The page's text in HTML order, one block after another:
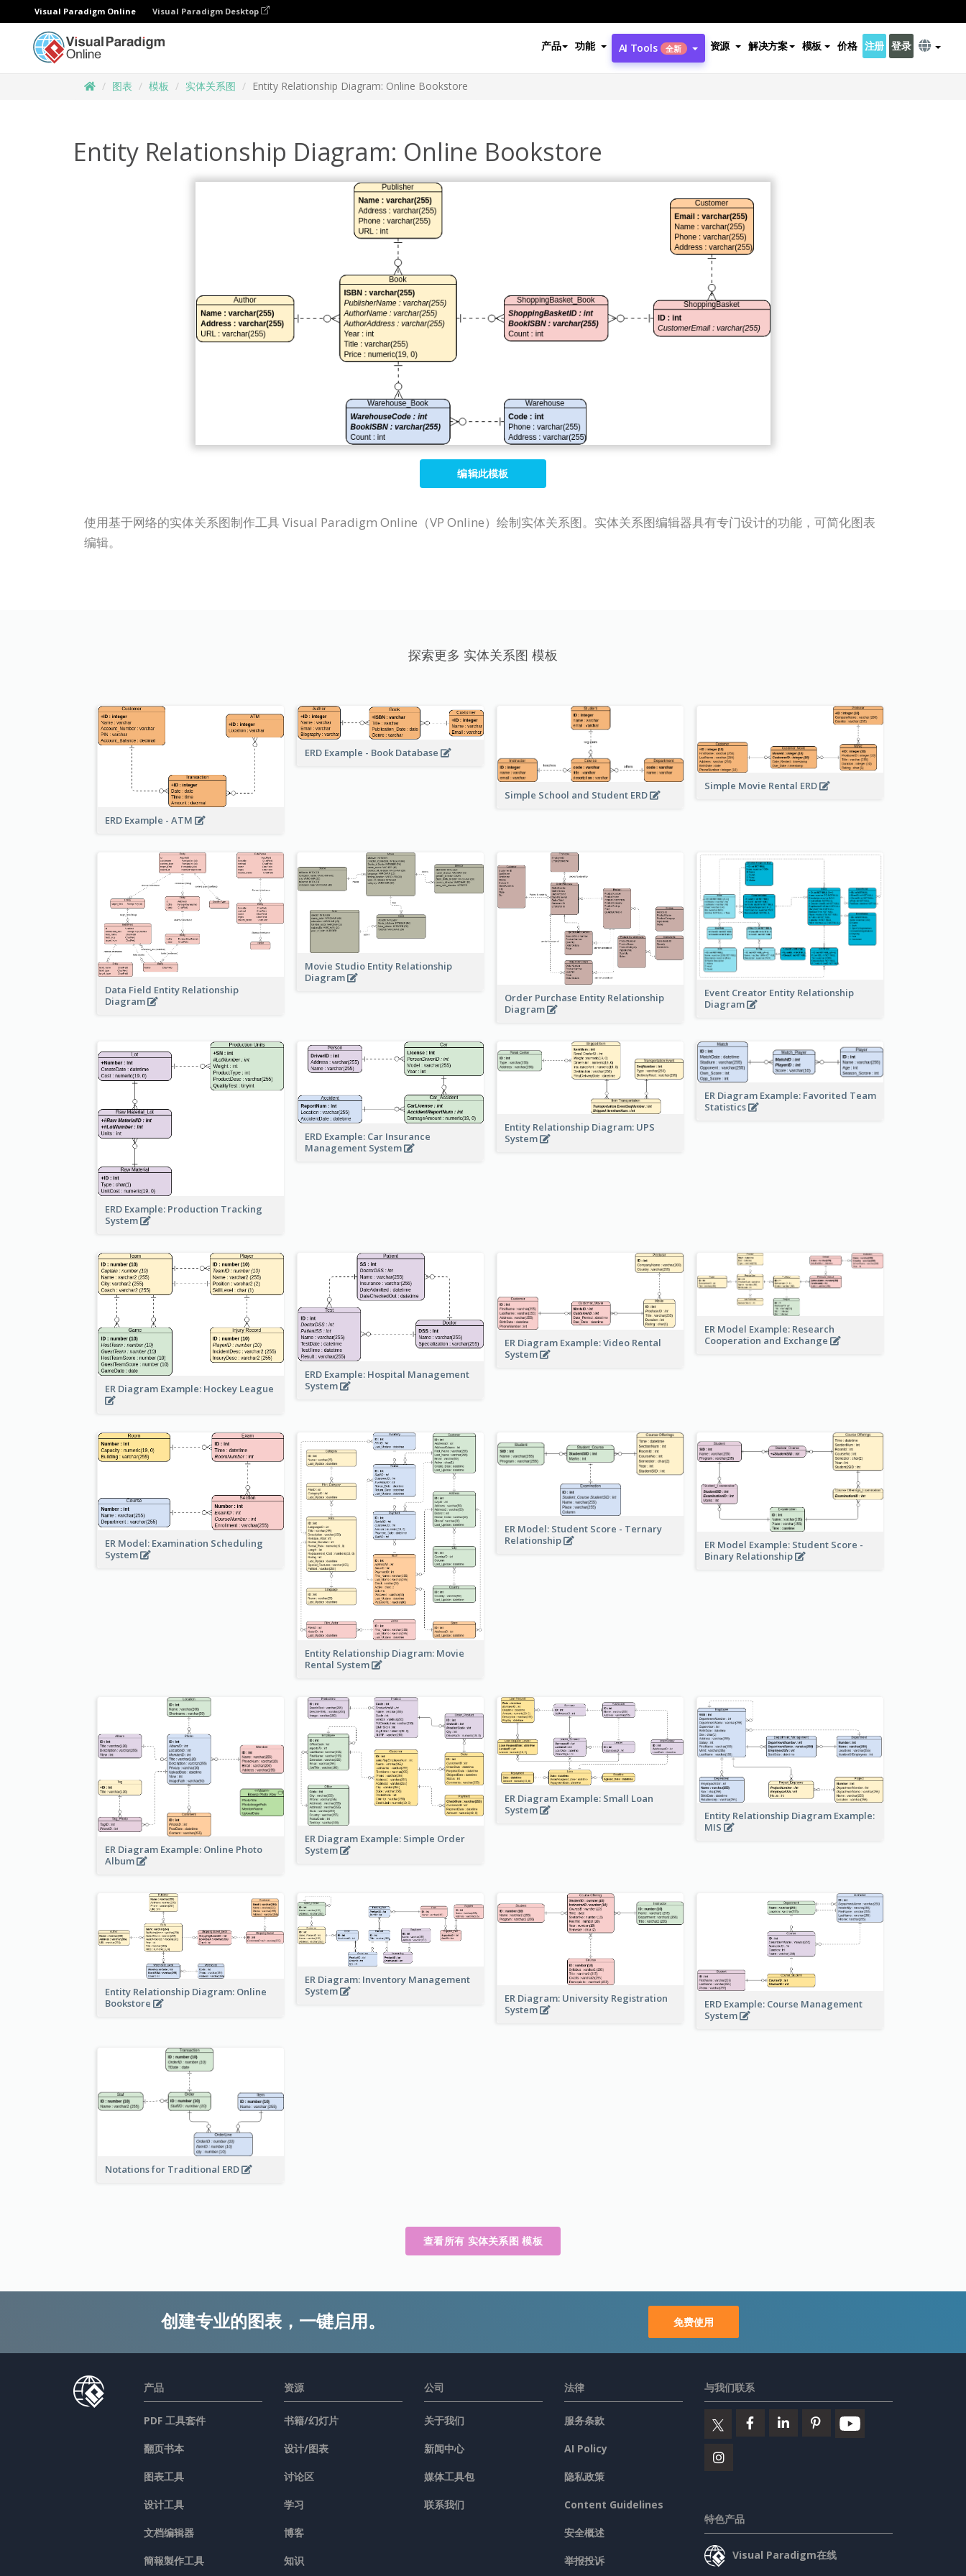
Visual Paradigm Online Visual Paradigm Desktop
产品 功能 AI Tools 全新 资源 解决方案 模板 价格 注册 登录
图表 模板 实体关系图 Entity Relationship Diagram: Online Bookstore
Entity Relationship Diagram: Online Bookstore
编辑此模板
使用基于网络的实体关系图制作工具 Visual Paradigm Online（VP Online）绘制实体关系图。实体关系图编辑器具有专门设计的功能，可简化图表
编辑。
探索更多 实体关系图 模板
ERD Example - ATM
ERD Example - Book Database
Simple School and Student ERD
Simple Movie Rental ERD
Data Field Entity Relationship
Diagram
Movie Studio Entity Relationship
Diagram
Order Purchase Entity Relationship
Diagram
Event Creator Entity Relationship
Diagram
ERD Example: Production Tracking
System
ERD Example: Car Insurance
Management System
Entity Relationship Diagram: UPS
System
ER Diagram Example: Favorited Team
Statistics
ER Diagram Example: Hockey League
ERD Example: Hospital Management
System
ER Diagram Example: Video Rental
System
ER Model Example: Research
Cooperation and Exchange
ER Model: Examination Scheduling
System
Entity Relationship Diagram: Movie
Rental System
ER Model: Student Score - Ternary
Relationship
ER Model Example: Student Score -
Binary Relationship
ER Diagram Example: Online Photo
Album
ER Diagram Example: Simple Order
System
ER Diagram Example: Small Loan
System
Entity Relationship Diagram Example:
MIS
Entity Relationship Diagram: Online
Bookstore
ER Diagram: Inventory Management
System
ER Diagram: University Registration
System
ERD Example: Course Management
System
Notations for Traditional ERD
查看所有 实体关系图 模板
创建专业的图表，一键启用。 免费使用
产品
PDF 工具套件
翻页书本
图表工具
设计工具
文档编辑器
簡報製作工具
资源
书籍/幻灯片
设计/图表
讨论区
学习
博客
知识
公司
关于我们
新闻中心
媒体工具包
联系我们
法律
服务条款
AI Policy
隐私政策
Content Guidelines
安全概述
举报投诉
与我们联系
特色产品
Visual Paradigm在线